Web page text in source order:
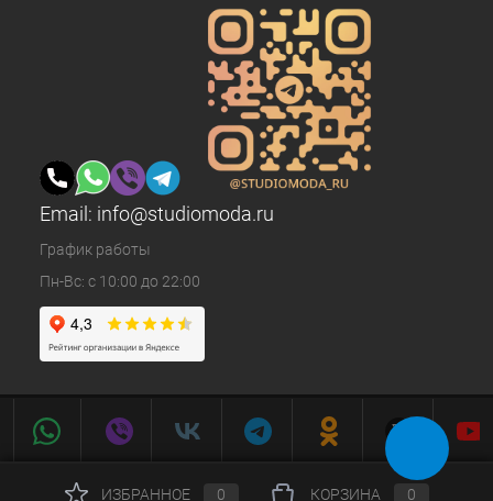
Email: info@studiomoda.ru
График работы
Пн-Вс: с 10:00 до 22:00
ИЗБРАННОЕ 0 КОРЗИНА 0